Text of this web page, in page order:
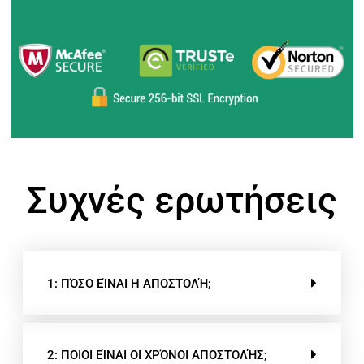
Συχνές ερωτήσεις
1: ΠΌΣΟ ΕΊΝΑΙ Η ΑΠΟΣΤΟΛΉ;
2: ΠΟΙΟΙ ΕΊΝΑΙ ΟΙ ΧΡΌΝΟΙ ΑΠΟΣΤΟΛΉΣ;